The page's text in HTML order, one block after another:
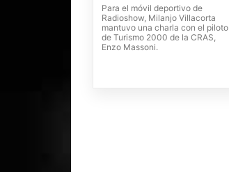
Para el móvil deportivo de
Radioshow, Milanjo Villacorta
mantuvo una charla con el piloto
de Turismo 2000 de la CRAS,
Enzo Massoni.